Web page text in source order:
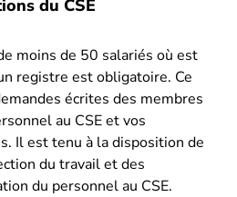
du CSE
moins de 50 salariés où est
registre est obligatoire. Ce
écrites des membres
au CSE et vos
Il est tenu à la disposition de
du travail et des
du personnel au CSE.